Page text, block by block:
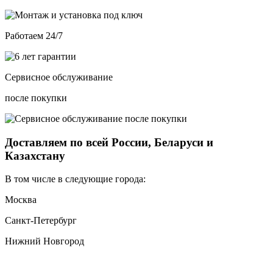
Работаем 24/7
Сервисное обслуживание
после покупки
Доставляем по всей России, Беларуси и
Казахстану
В том числе в следующие города:
Москва
Санкт-Петербург
Нижний Новгород